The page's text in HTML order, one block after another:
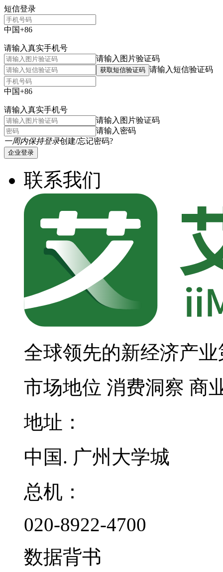
短信登录
中国+86
请输入真实手机号
请输入图片验证码
获取短信验证码 请输入短信验证码
中国+86
请输入真实手机号
请输入图片验证码
请输入密码
一周内保持登录创建/忘记密码?
企业登录
联系我们
全球领先的新经济产
市场地位 消费洞察 商
地址：
中国. 广州大学城
总机：
020-8922-4700
数据背书